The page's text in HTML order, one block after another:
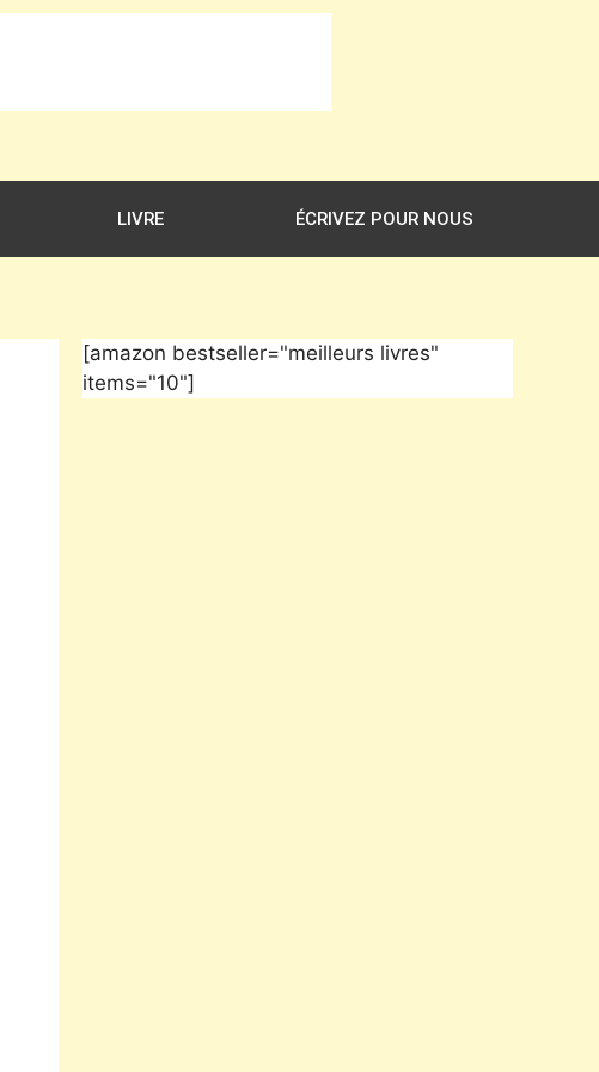
LIVRE ÉCRIVEZ POUR NOUS
[amazon bestseller="meilleurs livres"
items="10"]